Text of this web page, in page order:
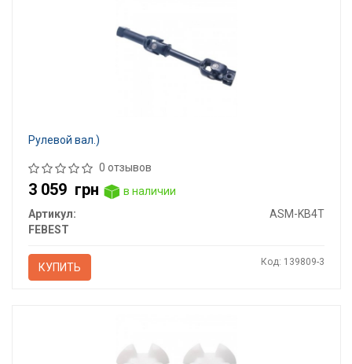
Рулевой вал.)
0 отзывов
3 059 грн
в наличии
Артикул:
ASM-KB4T
FEBEST
КУПИТЬ Код: 139809-3